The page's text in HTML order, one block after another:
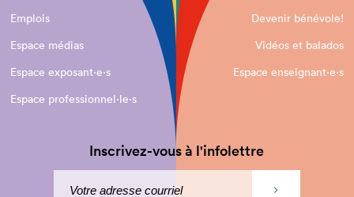
Emplois
Devenir bénévole!
Espace médias
Vidéos et balados
Espace exposant·e⋅s
Espace enseignant·e⋅s
Espace professionnel·le⋅s
Inscrivez-vous à l'infolettre